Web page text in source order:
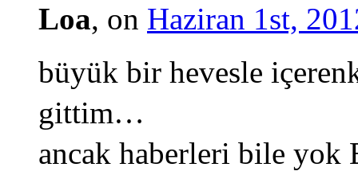
Loa, on Haziran 1st,
büyük bir hevesle
gittim…
ancak haberleri bile yok